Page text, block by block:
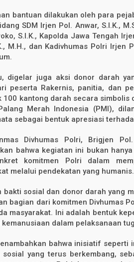
bantuan dilakukan oleh para
SDM Irjen Pol. Anwar, S.I.K.,
S.I.K., Kapolda Jawa Tengah
M.H., dan Kadivhumas Polri Irjen
digelar juga aksi donor darah
peserta Rakernis, panitia, dan
100 kantong darah secara simbolis
Merah Indonesia (PMI),
sebagai bentuk apresiasi
Divhumas Polri, Brigjen
bahwa kegiatan ini bukan
komitmen Polri dalam
melalui pendekatan yang humanis.
bakti sosial dan donor darah yang
bagian dari komitmen Divhumas
masyarakat. Ini adalah bentuk
dalam pelaksanaan
bahwa inisiatif seperti
sosial yang terus berkembang,